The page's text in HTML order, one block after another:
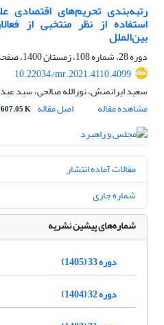
رتبه‌بندی تحریم‌های اقتصادی
استفاده از نظر منتخبی از
بین‌الملل
دوره 28، شماره 108، زمستان 1400، صفحه
10.22034/mr.2021.4110.4099
سعید ایرانمنش، نورالله صالحی، سید
مشاهده مقاله
اصل مقاله 607.05 K
مقالات آماده انتشار
شماره جاری
شماره‌های پیشین نشریه
دوره 33 (1405)
دوره 32 (1404)